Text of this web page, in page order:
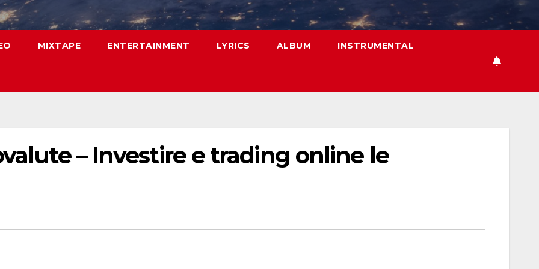
MIXTAPE ENTERTAINMENT LYRICS ALBUM INSTRUMENTAL
– Investire e trading online le